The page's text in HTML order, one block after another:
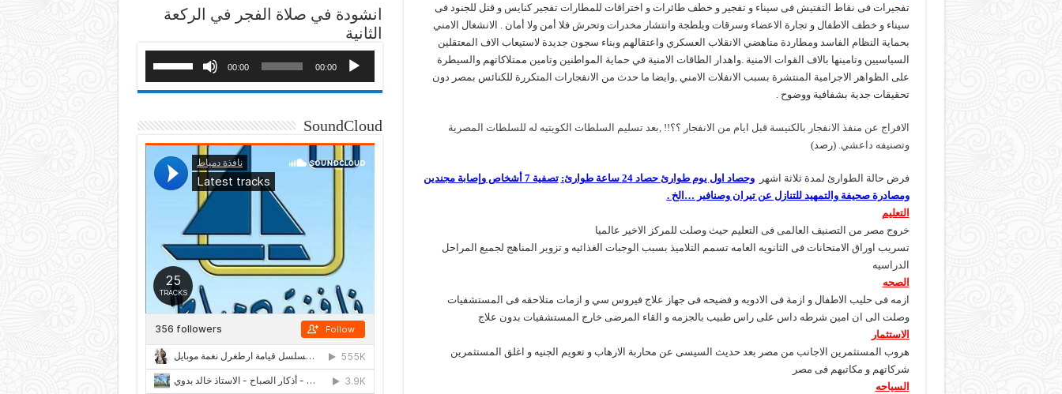
تفجيرات فى نقاط التفتيش فى سيناء و تفجير و خطف طائرات و اختراقات للمطارات تفجير كنايس و قتل للجنود فى
سيناء و خطف الاطفال و تجارة الاعضاء وسرقات وبلطجة وانتشار مخدرات وتحرش فلا أمن ولا أمان . الانشغال الامني
بحماية النظام الفاسد ومطاردة مناهضي الانقلاب العسكري واعتقالهم وبناء سجون جديدة لاستيعاب الاف المعتقلين
السياسيين وتامينها بالاف القوات الامنية .واهدار الطاقات الامنية في حماية المواطنين وتامين ممتلاكاتهم والسيطرة
على الظواهر الاجرامية المنتشرة بسبب الانفلات الامني ,وايضا ما حدث من الانفجارات المتكررة للكنائس بمصر دون
تحقيقات جدية بشفافية ووضوح .
الافراج عن منفذ الانفجار بالكنيسة قبل ايام من الانفجار ؟؟!! ,بعد تسليم السلطات الكويتيه له للسلطات المصرية
وتصنيفه داعشي. (رصد)
فرض حالة الطوارئ لمدة ثلاثة اشهروحصاد اول يوم طوارئ حصاد 24 ساعة طوارئ:
تصفية 7 أشخاص وإصابة مجندين
ومصادرة صحيفة والتمهيد للتنازل عن تيران وصنافير …الخ .
التعليم
خروج مصر من التصنيف العالمى فى التعليم حيث وصلت للمركز الاخير عالميا
تسريب اوراق الامتحانات فى الثانويه العامه تسمم التلاميذ بسبب الوجبات الغذائيه و تزوير المناهج لجميع المراحل
الدراسيه
الصحه
ازمه فى حليب الاطفال و ازمة فى الادويه و فضيحه فى جهاز علاج فيروس سي و ازمات متلاحقه فى المستشفيات
وصلت الى ان امين شرطه داس على راس طبيب بالجزمه و القاء المرضى خارج المستشفيات بدون علاج
الاستثمار
هروب المستثمرين الاجانب من مصر بعد حديث السيسى عن محاربة الارهاب و تعويم الجنيه و اغلق المستثمرين
شركاتهم و مكاتبهم فى مصر
السياحه
انشودة في صلاة الفجر في الركعة
الثانية
00:00
00:00
SoundCloud